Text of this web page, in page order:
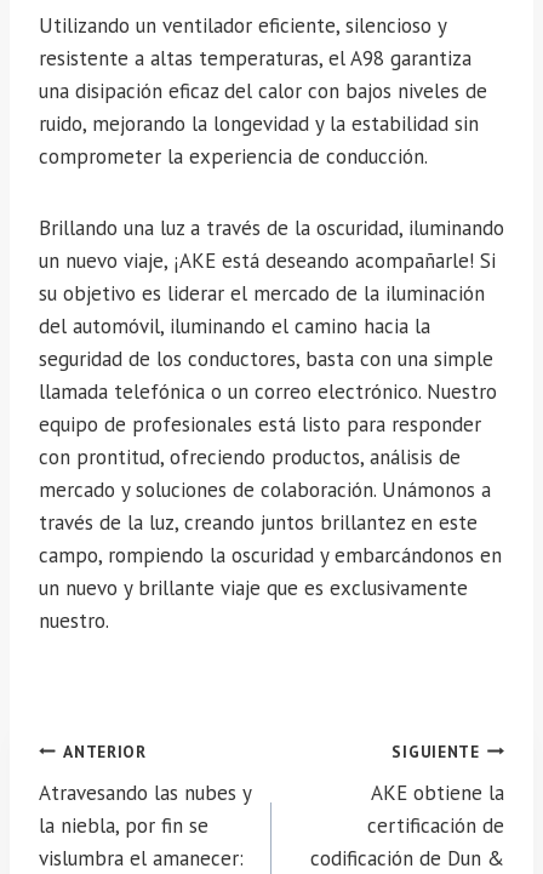
Utilizando un ventilador eficiente, silencioso y
resistente a altas temperaturas, el A98 garantiza
una disipación eficaz del calor con bajos niveles de
ruido, mejorando la longevidad y la estabilidad sin
comprometer la experiencia de conducción.
Brillando una luz a través de la oscuridad, iluminando
un nuevo viaje, ¡AKE está deseando acompañarle! Si
su objetivo es liderar el mercado de la iluminación
del automóvil, iluminando el camino hacia la
seguridad de los conductores, basta con una simple
llamada telefónica o un correo electrónico. Nuestro
equipo de profesionales está listo para responder
con prontitud, ofreciendo productos, análisis de
mercado y soluciones de colaboración. Unámonos a
través de la luz, creando juntos brillantez en este
campo, rompiendo la oscuridad y embarcándonos en
un nuevo y brillante viaje que es exclusivamente
nuestro.
Navegación
de
entradas
ANTERIOR
Atravesando las nubes y
la niebla, por fin se
vislumbra el amanecer:
SIGUIENTE
AKE obtiene la
certificación de
codificación de Dun &